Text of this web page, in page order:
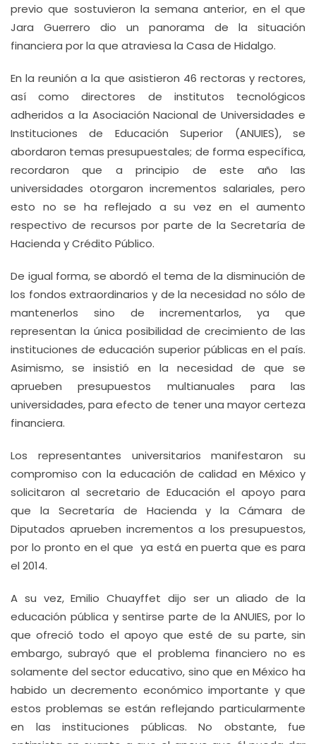
previo que sostuvieron la semana anterior, en el que
Jara Guerrero dio un panorama de la situación
financiera por la que atraviesa la Casa de Hidalgo.
En la reunión a la que asistieron 46 rectoras y rectores,
así como directores de institutos tecnológicos
adheridos a la Asociación Nacional de Universidades e
Instituciones de Educación Superior (ANUIES), se
abordaron temas presupuestales; de forma específica,
recordaron que a principio de este año las
universidades otorgaron incrementos salariales, pero
esto no se ha reflejado a su vez en el aumento
respectivo de recursos por parte de la Secretaría de
Hacienda y Crédito Público.
De igual forma, se abordó el tema de la disminución de
los fondos extraordinarios y de la necesidad no sólo de
mantenerlos sino de incrementarlos, ya que
representan la única posibilidad de crecimiento de las
instituciones de educación superior públicas en el país.
Asimismo, se insistió en la necesidad de que se
aprueben presupuestos multianuales para las
universidades, para efecto de tener una mayor certeza
financiera.
Los representantes universitarios manifestaron su
compromiso con la educación de calidad en México y
solicitaron al secretario de Educación el apoyo para
que la Secretaría de Hacienda y la Cámara de
Diputados aprueben incrementos a los presupuestos,
por lo pronto en el que ya está en puerta que es para
el 2014.
A su vez, Emilio Chuayffet dijo ser un aliado de la
educación pública y sentirse parte de la ANUIES, por lo
que ofreció todo el apoyo que esté de su parte, sin
embargo, subrayó que el problema financiero no es
solamente del sector educativo, sino que en México ha
habido un decremento económico importante y que
estos problemas se están reflejando particularmente
en las instituciones públicas. No obstante, fue